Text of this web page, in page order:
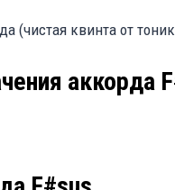
(чистая квинта от
аккорда